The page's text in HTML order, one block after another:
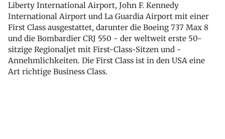
Liberty International Airport, John F. Kennedy
International Airport und La Guardia Airport mit einer
First Class ausgestattet, darunter die Boeing 737 Max 8
und die Bombardier CRJ 550 - der weltweit erste 50-
sitzige Regionaljet mit First-Class-Sitzen und -
Annehmlichkeiten. Die First Class ist in den USA eine
Art richtige Business Class.